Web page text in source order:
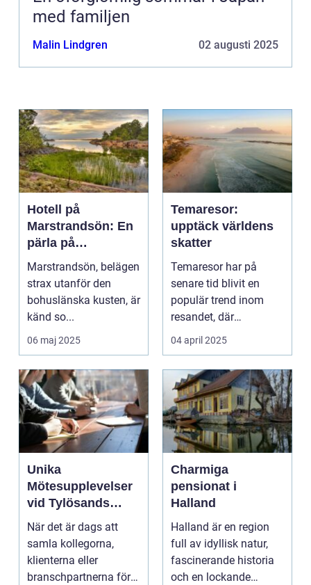
med familjen
Malin Lindgren 02 augusti 2025
Hotell på
Marstrandsön: En
pärla på
västkusten
Marstrandsön, belägen
strax utanför den
bohuslänska kusten, är
känd so...
06 maj 2025
Temaresor:
upptäck världens
skatter
Temaresor har på
senare tid blivit en
populär trend inom
resandet, där
resenäre...
04 april 2025
Unika
Mötesupplevelser
vid Tylösands
Stränder
När det är dags att
samla kollegorna,
klienterna eller
branschpartnerna för
Charmiga
pensionat i
Halland
Halland är en region
full av idyllisk natur,
fascinerande historia
och en lockande